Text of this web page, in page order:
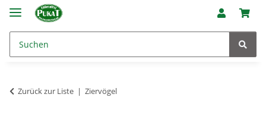
Zurück zur Liste Ziervögel